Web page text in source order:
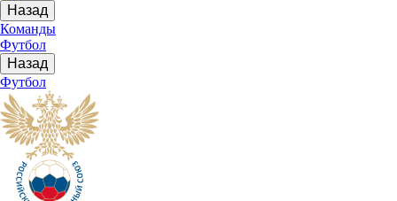
Назад
Команды
Футбол
Назад
Футбол